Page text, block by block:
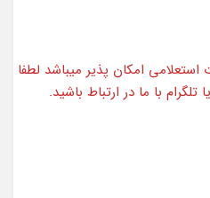
امکان پذیر میباشد لطفا
با ما در ارتباط باشید.